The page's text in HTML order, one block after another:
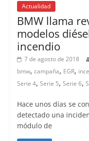
Actualidad
BMW llama
modelos
incendio
7 de agosto de 2018
bmw, campaña, EGR,
Serie 4, Serie 5, Serie 6,
Hace unos días se
detectado una
módulo de